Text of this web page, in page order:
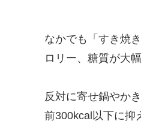
なかでも「すき焼
ロリー、糖質が大
反対に寄せ鍋やか
前300kcal以下に抑